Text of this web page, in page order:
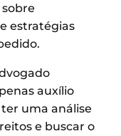
estratégias
auxílio
uma análise
e buscar o